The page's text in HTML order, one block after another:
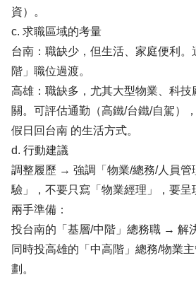
資）。
c. 求職區域的考量
台南：職缺少，但生活、家庭便利。
階」職位過渡。
高雄：職缺多，尤其大型物業、科技
關。可評估通勤（高鐵/台鐵/自駕）
假日回台南 的生活方式。
d. 行動建議
調整履歷 → 強調「物業/總務/人員管
驗」，不要只寫「物業經理」，要呈
兩手準備：
投台南的「基層/中階」總務職 → 解
同時投高雄的「中高階」總務/物業
劃。